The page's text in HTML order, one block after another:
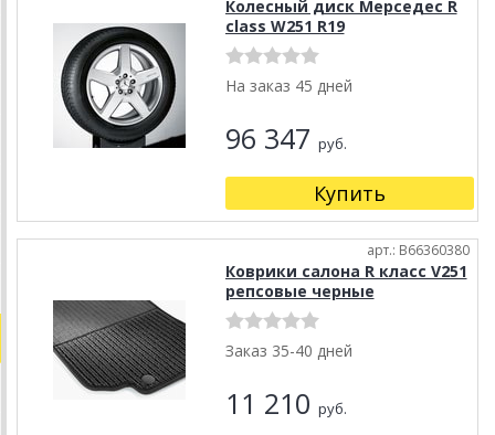
Колесный диск Мерседес R
class W251 R19
На заказ 45 дней
96 347 руб.
Купить
арт.: B66360380
Коврики салона R класс V251
репсовые черные
Заказ 35-40 дней
11 210 руб.